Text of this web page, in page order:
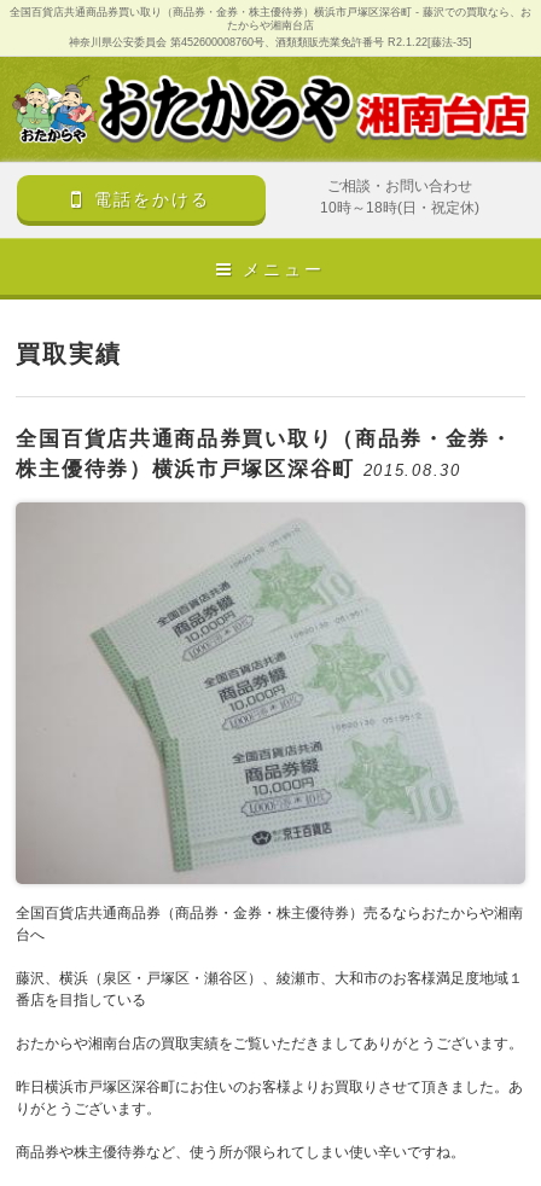
全国百貨店共通商品券買い取り（商品券・金券・株主優待券）横浜市戸塚区深谷町 - 藤沢での買取なら、お
たからや湘南台店
神奈川県公安委員会 第452600008760号、酒類類販売業免許番号 R2.1.22[藤法-35]
電話をかける
ご相談・お問い合わせ
10時～18時(日・祝定休)
メニュー
買取実績
全国百貨店共通商品券買い取り（商品券・金券・
株主優待券）横浜市戸塚区深谷町
2015.08.30
全国百貨店共通商品券（商品券・金券・株主優待券）売るならおたからや湘南
台へ
藤沢、横浜（泉区・戸塚区・瀬谷区）、綾瀬市、大和市のお客様満足度地域１
番店を目指している
おたからや湘南台店の買取実績をご覧いただきましてありがとうございます。
昨日横浜市戸塚区深谷町にお住いのお客様よりお買取りさせて頂きました。あ
りがとうございます。
商品券や株主優待券など、使う所が限られてしまい使い辛いですね。